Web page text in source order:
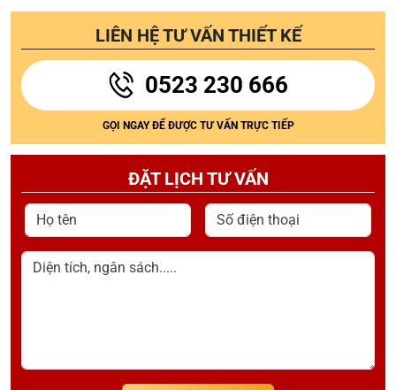
LIÊN HỆ TƯ VẤN THIẾT KẾ
0523 230 666
GỌI NGAY ĐỂ ĐƯỢC TƯ VẤN TRỰC TIẾP
ĐẶT LỊCH TƯ VẤN
Họ tên Số điện thoại
Diện tích, ngân sách.....